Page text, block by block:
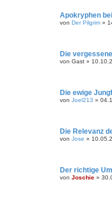
Apokryphen
von Der Pilgrim »
Die
von Gast »
Die ewige
von Joel213 »
Die Relevanz
von Jose »
Der richtige
von Joschie »